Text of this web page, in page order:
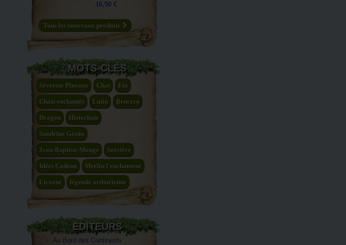
16,50 €
Tous les nouveaux produits
MOTS-CLÉS
Séverine Pineaux Chat Fée
Chats enchantés Lutin Brucero
Dragon Histochats
Sandrine Gestin
Jean-Baptiste Monge Sorcière
Idées Cadeau Merlin l'enchanteur
Licorne légende arthurienne
ÉDITEURS
Au Bord des Continents